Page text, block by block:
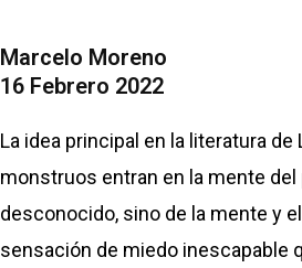
Marcelo Moreno
16 Febrero 2022
La idea principal en la literatura
monstruos entran en la mente
desconocido, sino de la mente y
sensación de miedo inescapable